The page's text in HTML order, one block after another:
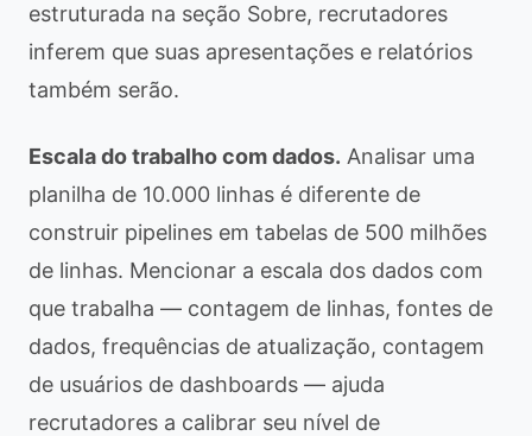
estruturada na seção Sobre, recrutadores
inferem que suas apresentações e relatórios
também serão.
Escala do trabalho com dados. Analisar uma
planilha de 10.000 linhas é diferente de
construir pipelines em tabelas de 500 milhões
de linhas. Mencionar a escala dos dados com
que trabalha — contagem de linhas, fontes de
dados, frequências de atualização, contagem
de usuários de dashboards — ajuda
recrutadores a calibrar seu nível de